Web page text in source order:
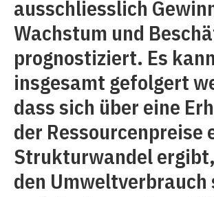
ausschliesslich
Wachstum und
prognostiziert. Es kann
insgesamt gefolgert
dass sich über eine
der Ressourcenpreise
Strukturwandel
den Umweltverbrauch